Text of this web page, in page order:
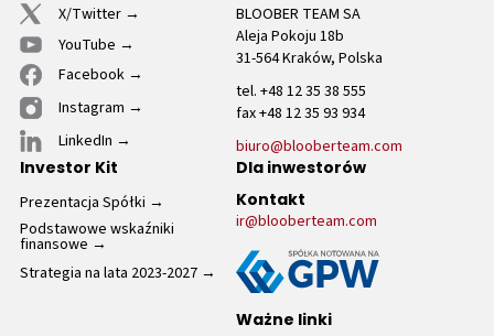
X/Twitter
YouTube
Facebook
Instagram
LinkedIn
BLOOBER TEAM SA
Aleja Pokoju 18b
31-564 Kraków, Polska
tel. +48 12 35 38 555
fax +48 12 35 93 934
biuro@blooberteam.com
Investor Kit
Prezentacja Spółki
Podstawowe wskaźniki
finansowe
Strategia na lata 2023-2027
Dla inwestorów
Kontakt
ir@blooberteam.com
Ważne linki